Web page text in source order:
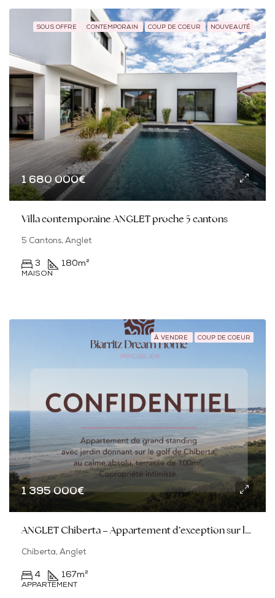
SOUS OFFRE CONTEMPORAIN COUP DE COEUR NOUVEAUTÉ
1 680 000€
Villa contemporaine ANGLET proche 5 cantons
5 Cantons, Anglet
3 180m²
MAISON
À VENDRE COUP DE COEUR
1 395 000€
ANGLET Chiberta – Appartement d’exception sur le Golf
Chiberta, Anglet
4 167m²
APPARTEMENT